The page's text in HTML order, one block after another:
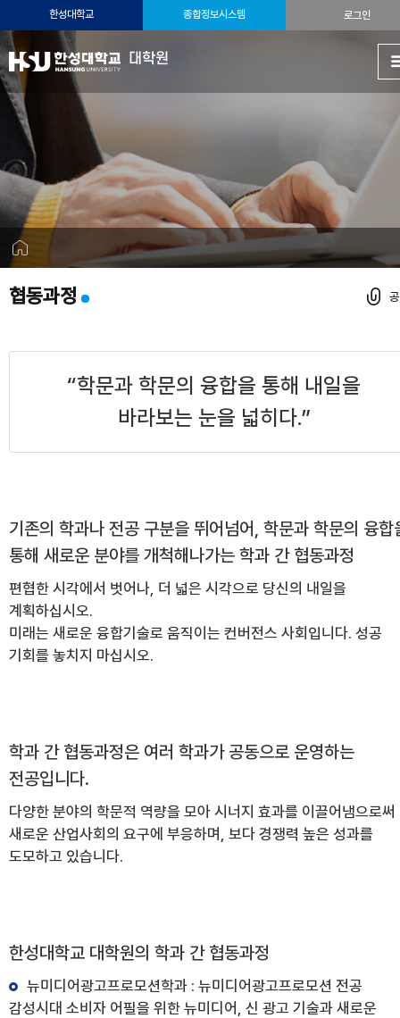
한성대학교 종합정보시스템 로그인
대학원
협동과정
“학문과 학문의 융합을 통해 내일을
바라보는 눈을 넓히다.”
기존의 학과나 전공 구분을 뛰어넘어, 학문과 학문의 융합
통해 새로운 분야를 개척해나가는 학과 간 협동과정
편협한 시각에서 벗어나, 더 넓은 시각으로 당신의 내일을
계획하십시오.
미래는 새로운 융합기술로 움직이는 컨버전스 사회입니다. 성공
기회를 놓치지 마십시오.
학과 간 협동과정은 여러 학과가 공동으로 운영하는
전공입니다.
다양한 분야의 학문적 역량을 모아 시너지 효과를 이끌어냄으로써
새로운 산업사회의 요구에 부응하며, 보다 경쟁력 높은 성과를
도모하고 있습니다.
한성대학교 대학원의 학과 간 협동과정
뉴미디어광고프로모션학과 : 뉴미디어광고프로모션 전공
감성시대 소비자 어필을 위한 뉴미디어, 신 광고 기술과 새로운